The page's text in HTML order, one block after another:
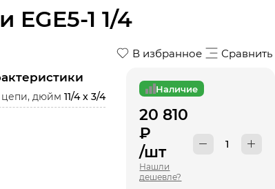
1 1/4
В избранное Сравнить
дюйм 11/4 x 3/4
Наличие
20 810
₽
/шт
Нашли
дешевле?